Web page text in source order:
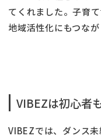
てくれました。子育
地域活性化にもつなが
VIBEZは初心者
VIBEZでは、ダンス